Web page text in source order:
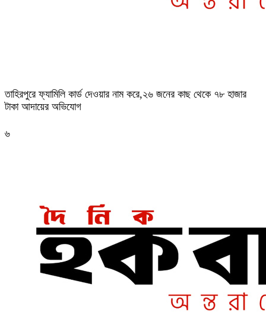
তাহিরপুরে ফ্যামিলি কার্ড দেওয়ার নাম করে,২৬ জনের কাছ থেকে ৭৮ হাজার
টাকা আদায়ের অভিযোগ
৬